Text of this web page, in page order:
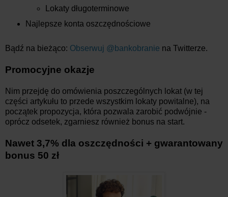
Lokaty długoterminowe
Najlepsze konta oszczędnościowe
Bądź na bieżąco: Obserwuj @bankobranie na Twitterze.
Promocyjne okazje
Nim przejdę do omówienia poszczególnych lokat (w tej
części artykułu to przede wszystkim lokaty powitalne), na
początek propozycja, która pozwala zarobić podwójnie -
oprócz odsetek, zgarniesz również bonus na start.
Nawet 3,7% dla oszczędności + gwarantowany
bonus 50 zł